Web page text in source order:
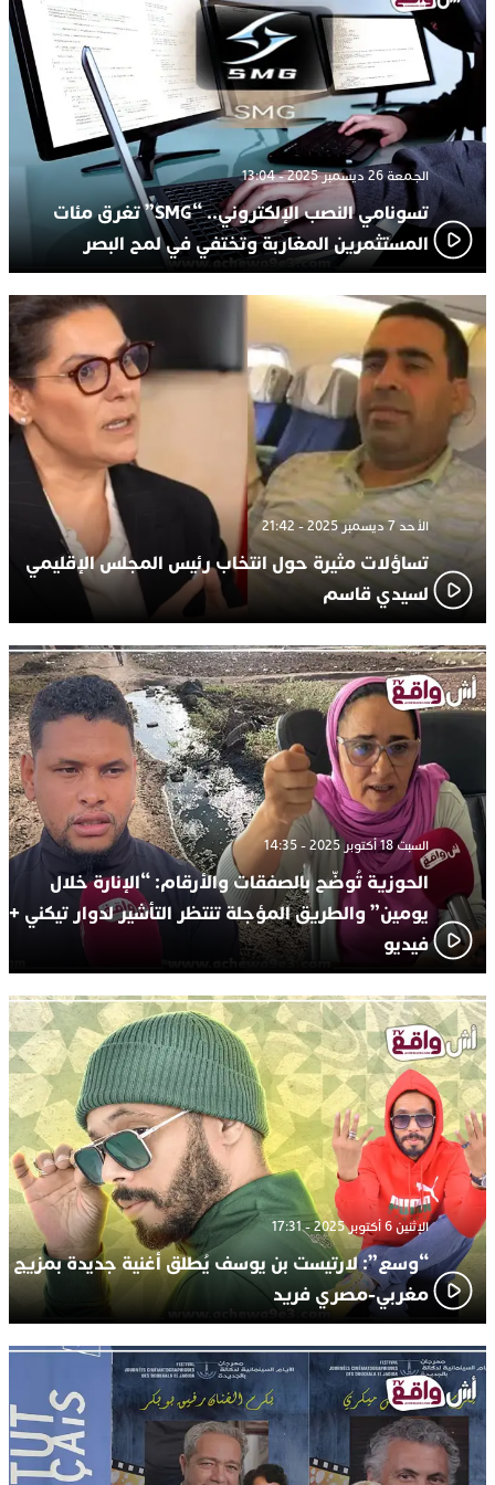
الجمعة 26 ديسمبر 2025 - 13:04
تسونامي النصب الإلكتروني.. “SMG” تغرق مئات
المستثمرين المغاربة وتختفي في لمح البصر
الأحد 7 ديسمبر 2025 - 21:42
تساؤلات مثيرة حول انتخاب رئيس المجلس الإقليمي
لسيدي قاسم
السبت 18 أكتوبر 2025 - 14:35
الحوزية تُوضّح بالصفقات والأرقام: “الإنارة خلال
يومين” والطريق المؤجلة تنتظر التأشير لدوار تيكني +
فيديو
الإثنين 6 أكتوبر 2025 - 17:31
“وسع”: لارتيست بن يوسف يُطلق أغنية جديدة بمزيج
مغربي-مصري فريد